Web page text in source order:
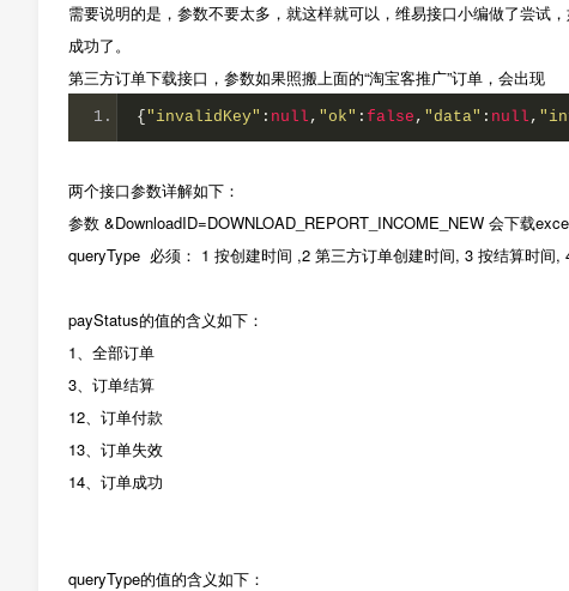
需要说明的是，参数不要太多，就这样就可以，维易接口小编做了尝试
成功了。
第三方订单下载接口，参数如果照搬上面的“淘宝客推广”订单，会出现
{ "invalidKey" : null , "ok" : false , "data" : null ,
两个接口参数详解如下：
参数 &DownloadID=DOWNLOAD_REPORT_INCOME_NEW 会下载
queryType 必须： 1 按创建时间 ,2 第三方订单创建时间, 3 按结算时间,
payStatus的值的含义如下：
1、全部订单
3、订单结算
12、订单付款
13、订单失效
14、订单成功
queryType的值的含义如下：